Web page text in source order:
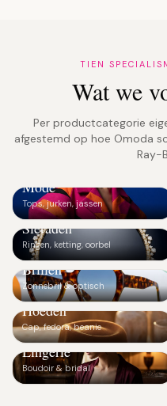
TIEN
Wat we
Per productcategorie
afgestemd op hoe Omoda
Ray-
👗
Mode
Tops, jurken, jassen
💎
Sieraden
Ringen, ketting, oorbel
🕶️
Brillen
Zonnebril & optisch
🧢
Hoeden
Cap, fedora, beanie
🤍
Lingerie
Boudoir & bridal